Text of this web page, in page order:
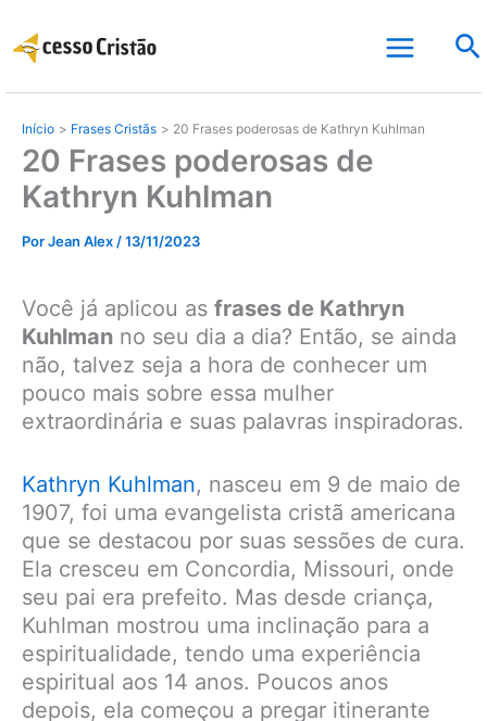
para
conteúdo
Início Frases Cristãs 20 Frases poderosas de Kathryn Kuhlman
20 Frases poderosas de
Kathryn Kuhlman
PorJean Alex /13/11/2023
Você já aplicou as frases de Kathryn
Kuhlman no seu dia a dia? Então, se ainda
não, talvez seja a hora de conhecer um
pouco mais sobre essa mulher
extraordinária e suas palavras inspiradoras.
Kathryn Kuhlman, nasceu em 9 de maio de
1907, foi uma evangelista cristã americana
que se destacou por suas sessões de cura.
Ela cresceu em Concordia, Missouri, onde
seu pai era prefeito. Mas desde criança,
Kuhlman mostrou uma inclinação para a
espiritualidade, tendo uma experiência
espiritual aos 14 anos. Poucos anos
depois, ela começou a pregar itinerante